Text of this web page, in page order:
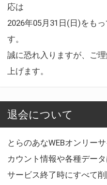
応は
2026年05月31日(日)をも
す。
誠に恐れ入りますが、ご
上げます。
退会について
とらのあなWEBオンリー
カウント情報や各種デー
サービス終了時にすべて削